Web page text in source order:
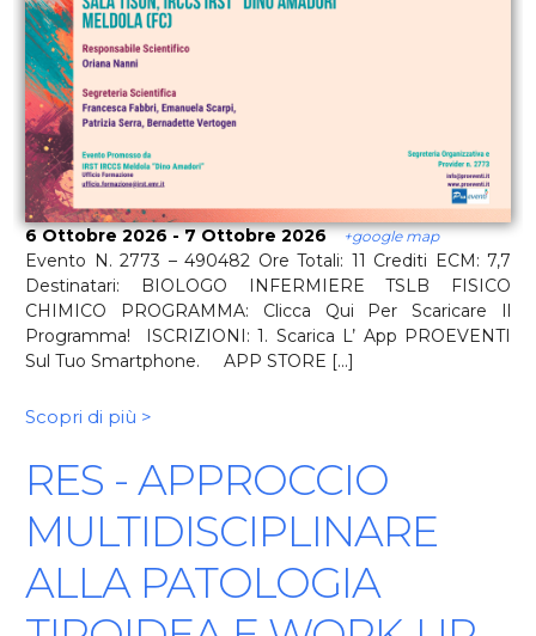
6 Ottobre 2026 - 7 Ottobre 2026 +google map
Evento N. 2773 – 490482 Ore Totali: 11 Crediti ECM: 7,7
Destinatari: BIOLOGO INFERMIERE TSLB FISICO
CHIMICO PROGRAMMA: Clicca Qui Per Scaricare Il
Programma! ISCRIZIONI: 1. Scarica L’ App PROEVENTI
Sul Tuo Smartphone. APP STORE [...]
Scopri di più >
RES - APPROCCIO
MULTIDISCIPLINARE
ALLA PATOLOGIA